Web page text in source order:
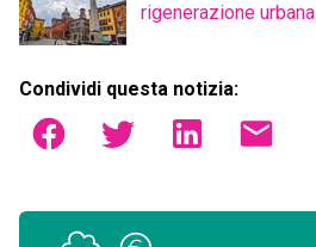
rigenerazione urbana
Condividi questa notizia: